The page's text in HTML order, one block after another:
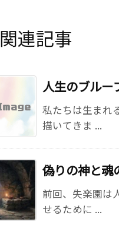
関連記事
人生のブルー
私たちは生まれ
描いてきま ...
偽りの神と魂
前回、失楽園は
せるために ...